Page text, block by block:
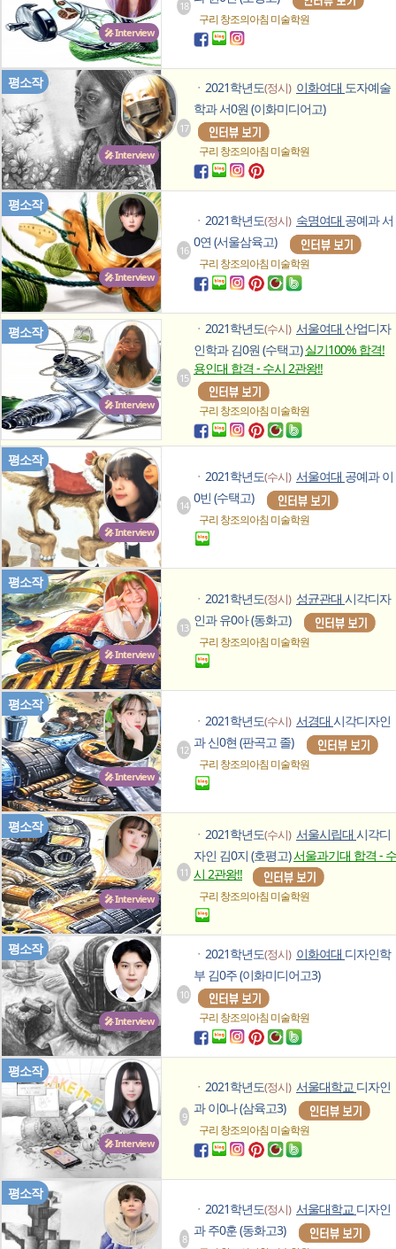
🎤 Interview
18
구리 창조의아침미술학원
🎤 Interview
평소작
17
ㆍ 2021학년도(정시) 이화여대 도자예술
학과 서0원 (이화미디어고)
구리 창조의아침미술학원
🎤 Interview
평소작
16
ㆍ 2021학년도(정시) 숙명여대 공예과 서
0연 (서울삼육고)
구리 창조의아침미술학원
🎤 Interview
평소작
15
ㆍ 2021학년도(수시) 서울여대 산업디자
인학과 김0원 (수택고)실기100% 합격!
용인대 합격 - 수시 2관왕!!
구리 창조의아침미술학원
🎤 Interview
평소작
14
ㆍ 2021학년도(수시) 서울여대 공예과 이
0빈 (수택고)
구리 창조의아침미술학원
🎤 Interview
평소작
13
ㆍ 2021학년도(정시) 성균관대 시각디자
인과 유0아 (동화고)
구리 창조의아침미술학원
🎤 Interview
평소작
12
ㆍ 2021학년도(수시) 서경대 시각디자인
과 신0현 (판곡고 졸)
구리 창조의아침미술학원
🎤 Interview
평소작
11
ㆍ 2021학년도(수시) 서울시립대 시각디
자인 김0지 (호평고)서울과기대 합격 - 수
시 2관왕!!
구리 창조의아침미술학원
🎤 Interview
평소작
10
ㆍ 2021학년도(정시) 이화여대 디자인학
부 김0주 (이화미디어고3)
구리 창조의아침미술학원
🎤 Interview
평소작
9
ㆍ 2021학년도(정시) 서울대학교 디자인
과 이0나 (삼육고3)
구리 창조의아침미술학원
평소작
8
ㆍ 2021학년도(정시) 서울대학교 디자인
과 주0훈 (동화고3)